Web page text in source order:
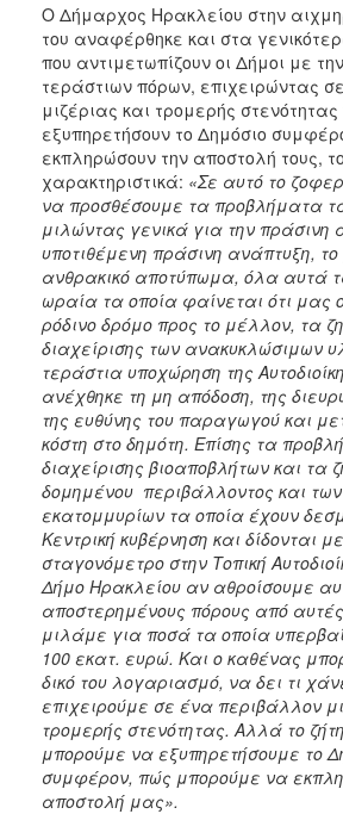
Ο Δήμαρχος Ηρακλείου στην
του αναφέρθηκε και στα
που αντιμετωπίζουν οι Δήμοι με
τεράστιων πόρων, επιχειρώντας
μιζέριας και τρομερής
εξυπηρετήσουν το Δημόσιο
εκπληρώσουν την αποστολή τους,
χαρακτηριστικά: «Σε αυτό το
να προσθέσουμε τα προβλήματα
μιλώντας γενικά για την πράσινη
υποτιθέμενη πράσινη ανάπτυξη, το
ανθρακικό αποτύπωμα, όλα αυτά
ωραία τα οποία φαίνεται ότι μας
ρόδινο δρόμο προς το μέλλον, τα
διαχείρισης των ανακυκλώσιμων
τεράστια υποχώρηση της
ανέχθηκε τη μη απόδοση, της
της ευθύνης του παραγωγού και
κόστη στο δημότη. Επίσης τα
διαχείρισης βιοαποβλήτων και τα
δομημένου περιβάλλοντος και
εκατομμυρίων τα οποία έχουν
Κεντρική κυβέρνηση και δίδονται
σταγονόμετρο στην Τοπική
Δήμο Ηρακλείου αν αθροίσουμε
αποστερημένους πόρους από αυτές
μιλάμε για ποσά τα οποία
100 εκατ. ευρώ. Και ο καθένας
δικό του λογαριασμό, να δει τι
επιχειρούμε σε ένα περιβάλλον
τρομερής στενότητας. Αλλά το
μπορούμε να εξυπηρετήσουμε το
συμφέρον, πώς μπορούμε να
αποστολή μας».